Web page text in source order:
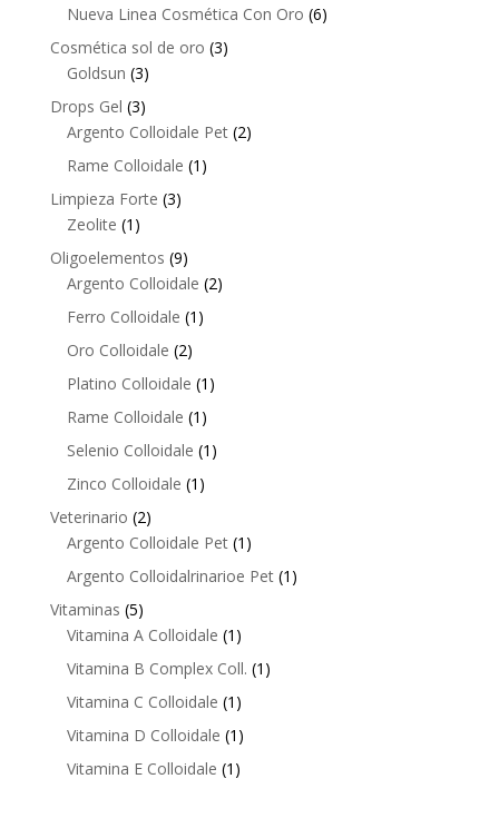
products
Nueva Linea Cosmética Con Oro 66
Cosmética sol de oro 33
Goldsun 33
products
Drops Gel 33
products
Argento Colloidale Pet 22
Rame Colloidale 1 1
Limpieza Forte 33
Zeolite 1 1
product
Oligoelementos 99
products
Argento Colloidale 22
Ferro Colloidale 1 1
Oro Colloidale 22
products
Platino Colloidale 1 1
Rame Colloidale 1 1
product
Selenio Colloidale 1 1
Zinco Colloidale 1 1
Veterinario 22
products
Argento Colloidale Pet 1 1
product
Argento Colloidalrinarioe Pet 1 1
Vitaminas 55
products
Vitamina A Colloidale 1 1
product
Vitamina B Complex Coll. 1 1
Vitamina C Colloidale 1 1
product
Vitamina D Colloidale 1 1
product
Vitamina E Colloidale 1 1